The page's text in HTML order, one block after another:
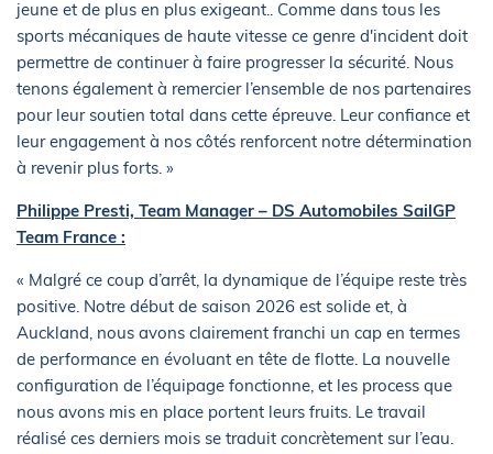
jeune et de plus en plus exigeant.. Comme dans tous les
sports mécaniques de haute vitesse ce genre d'incident doit
permettre de continuer à faire progresser la sécurité. Nous
tenons également à remercier l’ensemble de nos partenaires
pour leur soutien total dans cette épreuve. Leur confiance et
leur engagement à nos côtés renforcent notre détermination
à revenir plus forts. »
Philippe Presti, Team Manager – DS Automobiles SailGP
Team France :
« Malgré ce coup d’arrêt, la dynamique de l’équipe reste très
positive. Notre début de saison 2026 est solide et, à
Auckland, nous avons clairement franchi un cap en termes
de performance en évoluant en tête de flotte. La nouvelle
configuration de l’équipage fonctionne, et les process que
nous avons mis en place portent leurs fruits. Le travail
réalisé ces derniers mois se traduit concrètement sur l’eau.